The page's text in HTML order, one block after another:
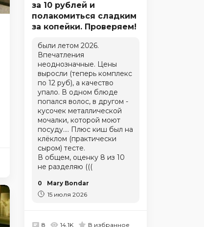
за 10 рублей и
полакомиться сладким
за копейки. Проверяем!
были летом 2026.
Впечатления
неоднозначные. Цены
выросли (теперь комплекс
по 12 руб), а качество
упало. В одном блюде
попался волос, в другом -
кусочек металлической
мочалки, которой моют
посуду.... Плюс киш был на
клёклом (практически
сыром) тесте.
В общем, оценку 8 из 10
не разделяю (((
0
Mary Bondar
15 июля 2026
8 14.1K В избранное